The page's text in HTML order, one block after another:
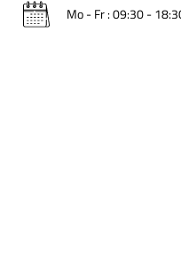
Mo - Fr : 09:30 -